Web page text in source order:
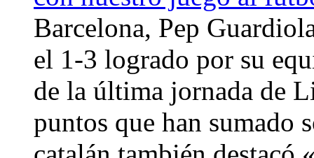
Barcelona, Pep
el 1-3 logrado por su
de la última jornada de
puntos que han sumado